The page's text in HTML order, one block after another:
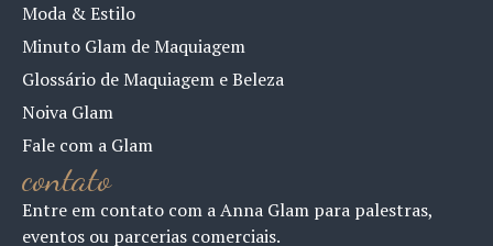
Moda & Estilo
Minuto Glam de Maquiagem
Glossário de Maquiagem e Beleza
Noiva Glam
Fale com a Glam
contato
Entre em contato com a Anna Glam para palestras,
eventos ou parcerias comerciais.